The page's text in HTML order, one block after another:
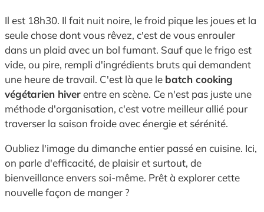
Il est 18h30. Il fait nuit noire, le froid pique les joues et la
seule chose dont vous rêvez, c'est de vous enrouler
dans un plaid avec un bol fumant. Sauf que le frigo est
vide, ou pire, rempli d'ingrédients bruts qui demandent
une heure de travail. C'est là que le batch cooking
végétarien hiverentre en scène. Ce n'est pas juste une
méthode d'organisation, c'est votre meilleur allié pour
traverser la saison froide avec énergie et sérénité.
Oubliez l'image du dimanche entier passé en cuisine. Ici,
on parle d'efficacité, de plaisir et surtout, de
bienveillance envers soi-même. Prêt à explorer cette
nouvelle façon de manger ?